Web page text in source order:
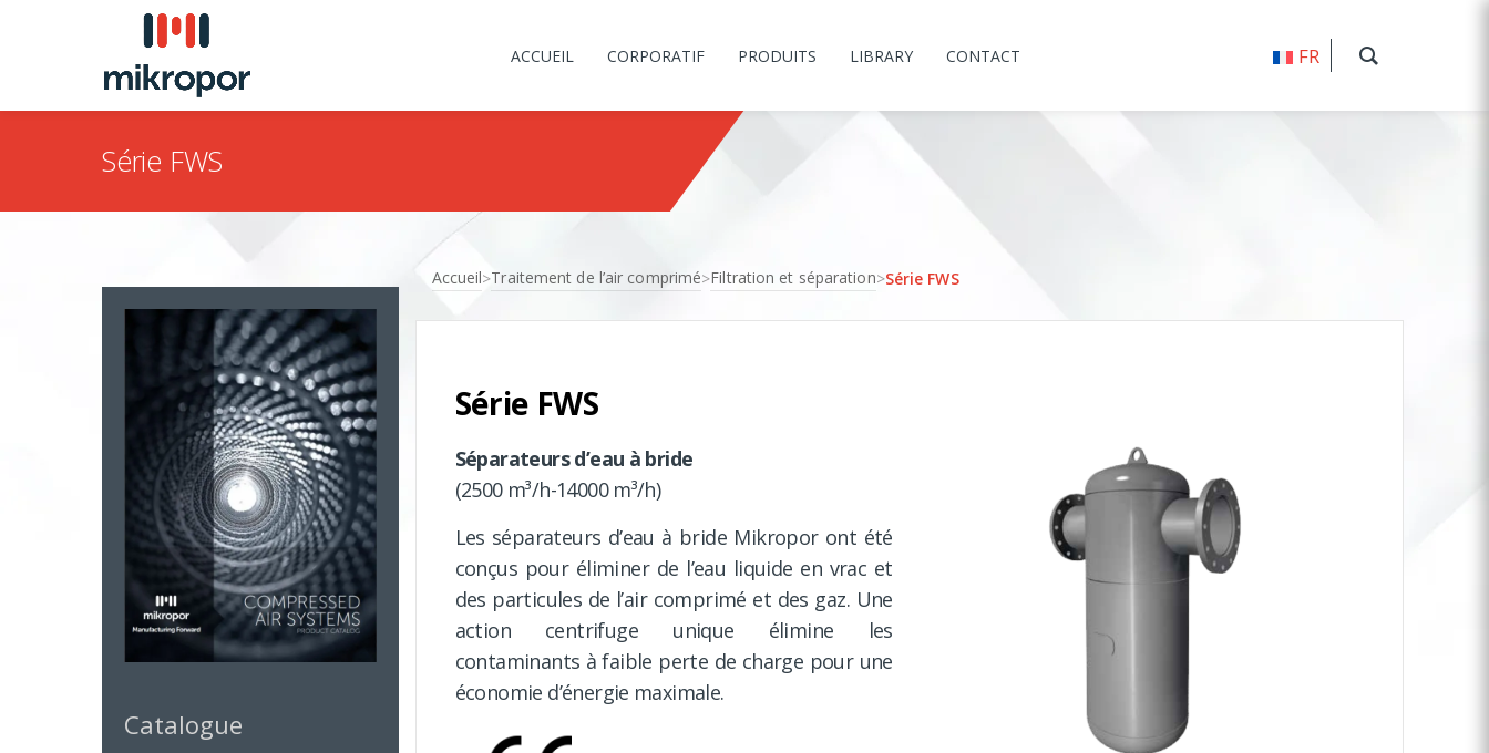
ACCUEIL CORPORATIF PRODUITS LIBRARY CONTACT FR
Série FWS
Accueil>Traitement de l’air comprimé>Filtration et séparation>Série FWS
Série FWS
Séparateurs d’eau à bride
(2500 m³/h-14000 m³/h)
Les séparateurs d’eau à bride Mikropor ont été
conçus pour éliminer de l’eau liquide en vrac et
des particules de l’air comprimé et des gaz. Une
action centrifuge unique élimine les
contaminants à faible perte de charge pour une
économie d’énergie maximale.
Catalogue